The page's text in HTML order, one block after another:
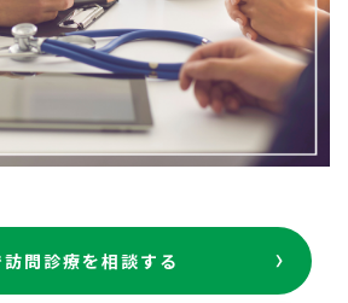
訪問診療を相談する